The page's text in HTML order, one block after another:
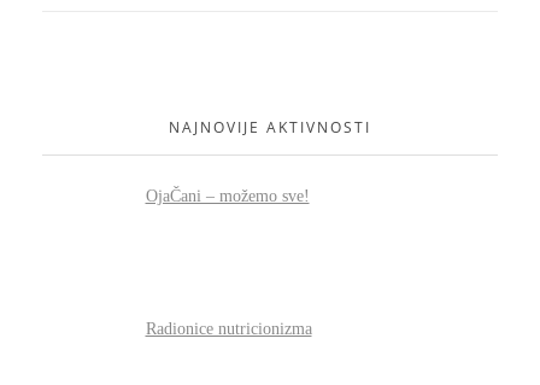
NAJNOVIJE AKTIVNOSTI
OjaČani – možemo sve!
Radionice nutricionizma